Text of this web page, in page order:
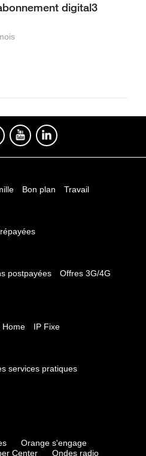
digital3
Bon plan Travail
postpayées
Offres 3G/4G
Home IP Fixe
services pratiques
Orange s'engage
Center Ondes radio